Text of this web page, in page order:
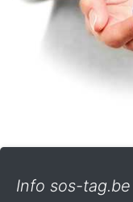
Info sos-tag.be